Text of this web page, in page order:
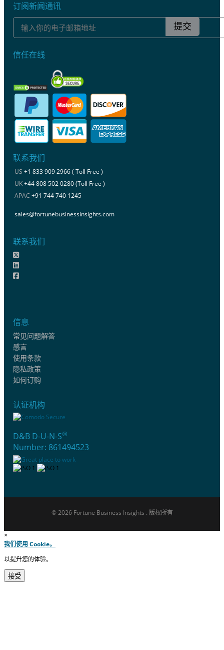
订阅新闻通讯
提交
信任在线
联系我们
US +1 833 909 2966 ( Toll Free )
UK+44 808 502 0280 (Toll Free )
APAC +91 744 740 1245
sales@fortunebusinessinsights.com
联系我们
信息
常见问题解答
感言
使用条款
隐私政策
如何订购
认证机构
D&B D-U-N-S®
Number: 861494523
© 2026 Fortune Business Insights . 版权所有
×
我们使用 Cookie。
以提升您的体验。
接受